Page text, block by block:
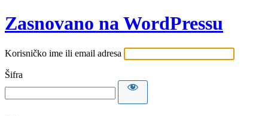
Zasnovano na WordPressu
Korisničko ime ili email adresa
Šifra